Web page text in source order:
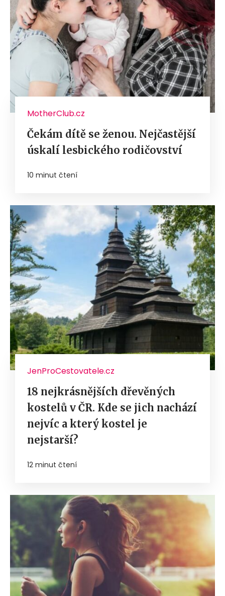
MotherClub.cz
Čekám dítě se ženou. Nejčastější
úskalí lesbického rodičovství
10 minut čtení
JenProCestovatele.cz
18 nejkrásnějších dřevěných
kostelů v ČR. Kde se jich nachází
nejvíc a který kostel je
nejstarší?
12 minut čtení